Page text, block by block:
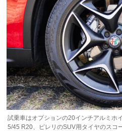
試乗車はオプションの20インチアルミホ
5/45 R20、ピレリのSUV用タイヤのスコ